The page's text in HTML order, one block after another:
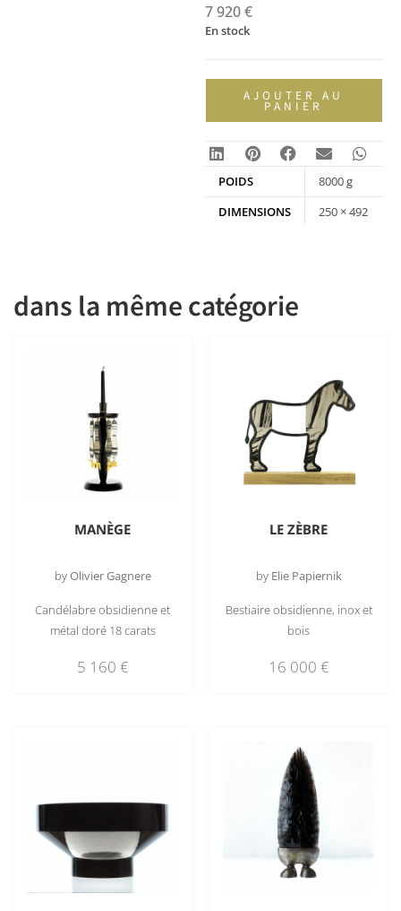
7 920€
En stock
AJOUTER AU
PANIER
POIDS
8000 g
DIMENSIONS
250 × 492
dans la même catégorie
MANÈGE
byOlivier Gagnere
Candélabre obsidienne et
métal doré 18 carats
5 160 €
LE ZÈBRE
by Elie Papiernik
Bestiaire obsidienne, inox et
bois
16 000 €